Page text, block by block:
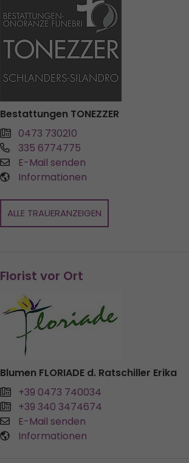
Bestattungen TONEZZER
0473 730210
335 6774775
E-Mail senden
Informationen
ALLE TRAUERANZEIGEN
Florist vor Ort
Blumen FLORIADE d. Ratschiller Erika
+39 0473 740034
+39 340 3474674
E-Mail senden
Informationen